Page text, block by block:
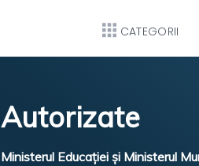
CATEGORII
Educației și Ministerul